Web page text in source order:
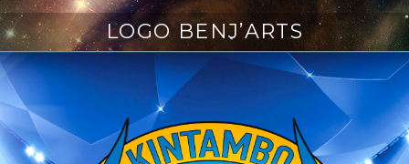
LOGO BENJ’ARTS